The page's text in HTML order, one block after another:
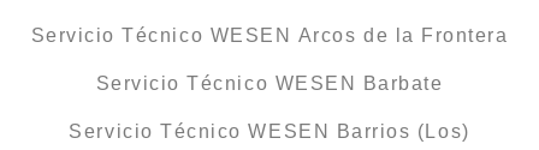
Servicio Técnico WESEN Arcos de la Frontera
Servicio Técnico WESEN Barbate
Servicio Técnico WESEN Barrios (Los)